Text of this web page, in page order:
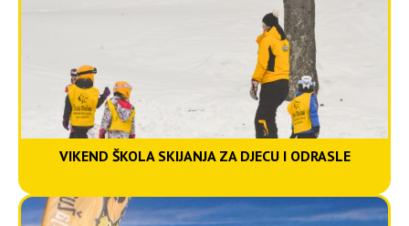
VIKEND ŠKOLA SKIJANJA ZA DJECU I ODRASLE
Vikend škola skijanja za
djecu i odrasle